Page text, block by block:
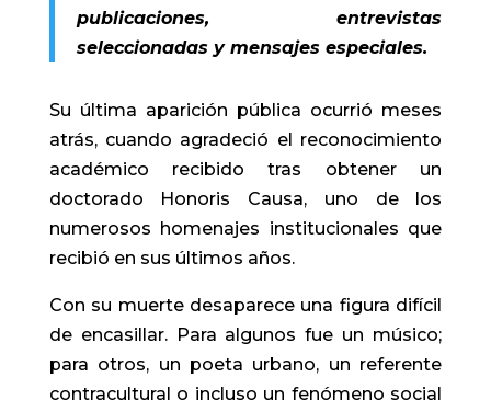
publicaciones, entrevistas
seleccionadas y mensajes especiales.
Su última aparición pública ocurrió meses
atrás, cuando agradeció el reconocimiento
académico recibido tras obtener un
doctorado Honoris Causa, uno de los
numerosos homenajes institucionales que
recibió en sus últimos años.
Con su muerte desaparece una figura difícil
de encasillar. Para algunos fue un músico;
para otros, un poeta urbano, un referente
contracultural o incluso un fenómeno social